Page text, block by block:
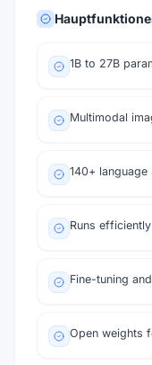
1B to 27B
Multimodal
140+
Runs
Fine-tuning
Open weights